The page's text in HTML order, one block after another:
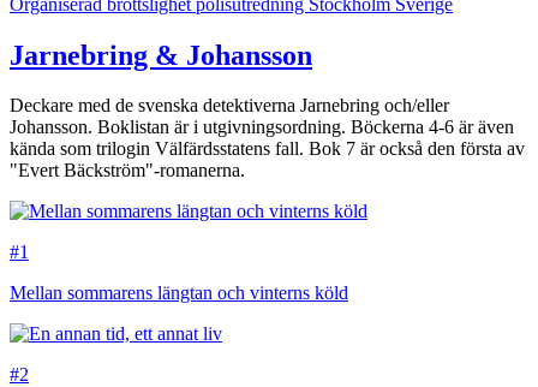
Jarnebring & Johansson
Deckare med de svenska detektiverna Jarnebring och/eller
Johansson. Boklistan är i utgivningsordning. Böckerna 4-6 är även
kända som trilogin Välfärdsstatens fall. Bok 7 är också den första av
"Evert Bäckström"-romanerna.
#1
Mellan sommarens längtan och vinterns köld
#2